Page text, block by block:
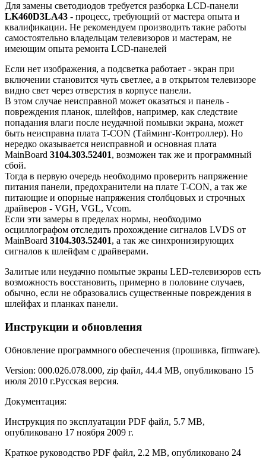
Для замены светодиодов требуется разборка LCD-панели
LK460D3LA43 - процесс, требующий от мастера опыта и
квалификации. Не рекомендуем производить такие работы
самостоятельно владельцам телевизоров и мастерам, не
имеющим опыта ремонта LCD-панелей
Если нет изображения, а подсветка работает - экран при
включении становится чуть светлее, а в открытом телевизоре
видно свет через отверстия в корпусе панели.
В этом случае неисправной может оказаться и панель -
повреждения планок, шлейфов, например, как следствие
попадания влаги после неудачной помывки экрана, может
быть неисправна плата T-CON (Тайминг-Контроллер). Но
нередко оказывается неисправной и основная плата
MainBoard 3104.303.52401, возможен так же и программный
сбой.
Тогда в первую очередь необходимо проверить напряжение
питания панели, предохранители на плате T-CON, а так же
питающие и опорные напряжения столбцовых и строчных
драйверов - VGH, VGL, Vcom.
Если эти замеры в пределах нормы, необходимо
осциллографом отследить прохождение сигналов LVDS от
MainBoard 3104.303.52401, а так же синхронизирующих
сигналов к шлейфам с драйверами.
Залитые или неудачно помытые экраны LED-телевизоров есть
возможность восстановить, примерно в половине случаев,
обычно, если не образовались существенные повреждения в
шлейфах и планках панели.
Инструкции и обновления
Обновление программного обеспечения (прошивка, firmware).
Version: 000.026.078.000, zip файл, 44.4 MB, опубликовано 15
июля 2010 г.Русская версия.
Документация:
Инструкция по эксплуатации PDF файл, 5.7 MB,
опубликовано 17 ноября 2009 г.
Краткое руководство PDF файл, 2.2 MB, опубликовано 24